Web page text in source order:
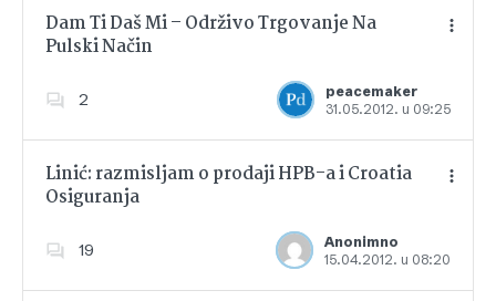
Dam Ti Daš Mi – Održivo Trgovanje Na
Pulski Način
2
peacemaker
31.05.2012. u 09:25
Dodajte u favorite
Linić: razmisljam o prodaji HPB-a i Croatia
Osiguranja
19
Anonimno
15.04.2012. u 08:20
Dodajte u favorite